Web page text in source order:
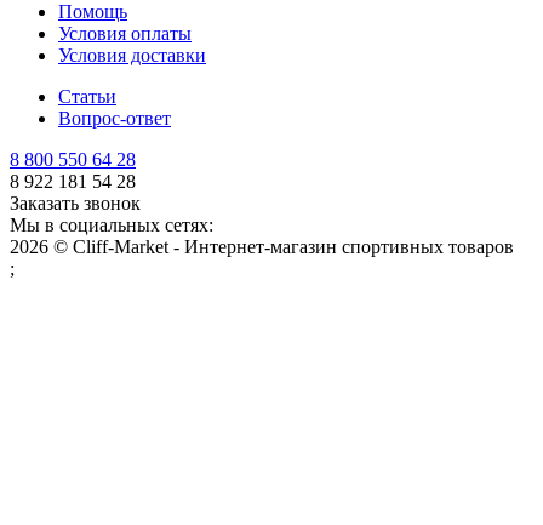
Помощь
Условия оплаты
Условия доставки
Статьи
Вопрос-ответ
8 800 550 64 28
8 922 181 54 28
Заказать звонок
Мы в социальных сетях:
2026 © Cliff-Market - Интернет-магазин спортивных товаров
;